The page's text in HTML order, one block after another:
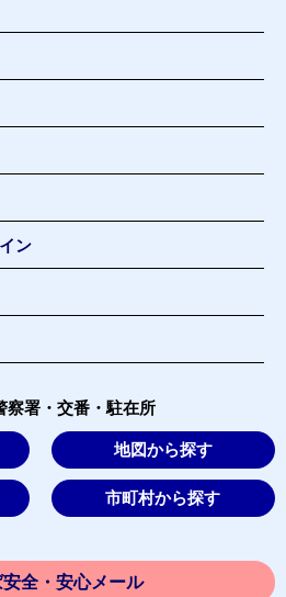
ン
察署・交番・駐在所
地図から探す
市町村から探す
安全・安心メール